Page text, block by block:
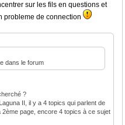
sur les fils en questions et
probleme de connection
dans le forum
?
II, il y a 4 topics qui parlent de
page, encore 4 topics à ce sujet